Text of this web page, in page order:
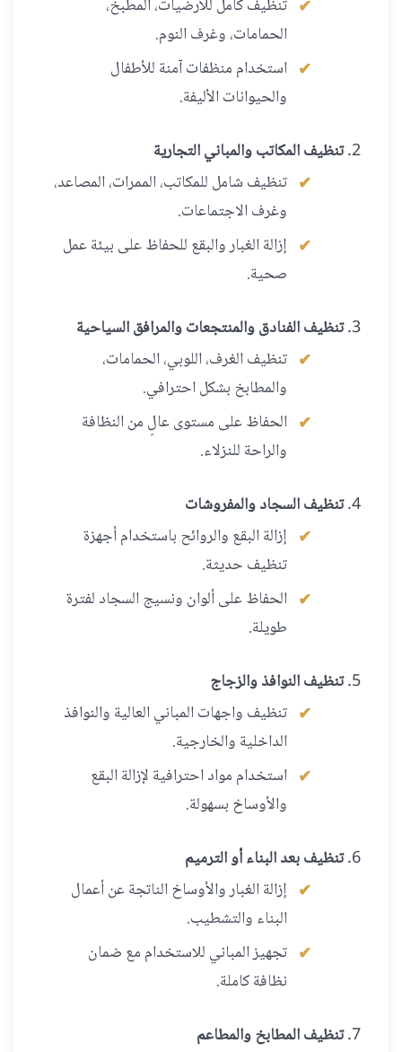
تنظيف كامل للأرضيات، المطبخ،
الحمامات، وغرف النوم.
استخدام منظفات آمنة للأطفال
والحيوانات الأليفة.
تنظيف المكاتب والمباني التجارية
تنظيف شامل للمكاتب، الممرات، المصاعد،
وغرف الاجتماعات.
إزالة الغبار والبقع للحفاظ على بيئة عمل
صحية.
تنظيف الفنادق والمنتجعات والمرافق السياحية
تنظيف الغرف، اللوبي، الحمامات،
والمطابخ بشكل احترافي.
الحفاظ على مستوى عالٍ من النظافة
والراحة للنزلاء.
تنظيف السجاد والمفروشات
إزالة البقع والروائح باستخدام أجهزة
تنظيف حديثة.
الحفاظ على ألوان ونسيج السجاد لفترة
طويلة.
تنظيف النوافذ والزجاج
تنظيف واجهات المباني العالية والنوافذ
الداخلية والخارجية.
استخدام مواد احترافية لإزالة البقع
والأوساخ بسهولة.
تنظيف بعد البناء أو الترميم
إزالة الغبار والأوساخ الناتجة عن أعمال
البناء والتشطيب.
تجهيز المباني للاستخدام مع ضمان
نظافة كاملة.
تنظيف المطابخ والمطاعم